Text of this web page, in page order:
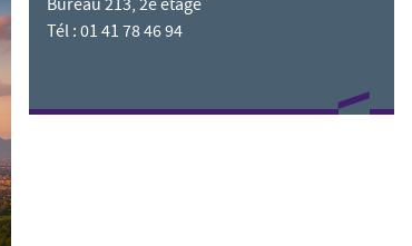
Bureau 213, 2e étage
Tél : 01 41 78 46 94